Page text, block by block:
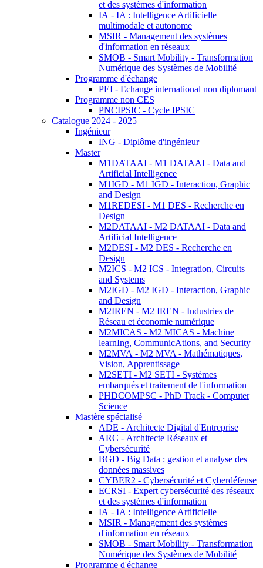
et des systèmes d'information
IA - IA : Intelligence Artificielle
multimodale et autonome
MSIR - Management des systèmes
d'information en réseaux
SMOB - Smart Mobility - Transformation
Numérique des Systèmes de Mobilité
Programme d'échange
PEI - Echange international non diplomant
Programme non CES
PNCIPSIC - Cycle IPSIC
Catalogue 2024 - 2025
Ingénieur
ING - Diplôme d'ingénieur
Master
M1DATAAI - M1 DATAAI - Data and
Artificial Intelligence
M1IGD - M1 IGD - Interaction, Graphic
and Design
M1REDESI - M1 DES - Recherche en
Design
M2DATAAI - M2 DATAAI - Data and
Artificial Intelligence
M2DESI - M2 DES - Recherche en
Design
M2ICS - M2 ICS - Integration, Circuits
and Systems
M2IGD - M2 IGD - Interaction, Graphic
and Design
M2IREN - M2 IREN - Industries de
Réseau et économie numérique
M2MICAS - M2 MICAS - Machine
learnIng, CommunicAtions, and Security
M2MVA - M2 MVA - Mathématiques,
Vision, Apprentissage
M2SETI - M2 SETI - Systèmes
embarqués et traitement de l'information
PHDCOMPSC - PhD Track - Computer
Science
Mastère spécialisé
ADE - Architecte Digital d'Entreprise
ARC - Architecte Réseaux et
Cybersécurité
BGD - Big Data : gestion et analyse des
données massives
CYBER2 - Cybersécurité et Cyberdéfense
ECRSI - Expert cybersécurité des réseaux
et des systèmes d'information
IA - IA : Intelligence Artificielle
MSIR - Management des systèmes
d'information en réseaux
SMOB - Smart Mobility - Transformation
Numérique des Systèmes de Mobilité
Programme d'échange